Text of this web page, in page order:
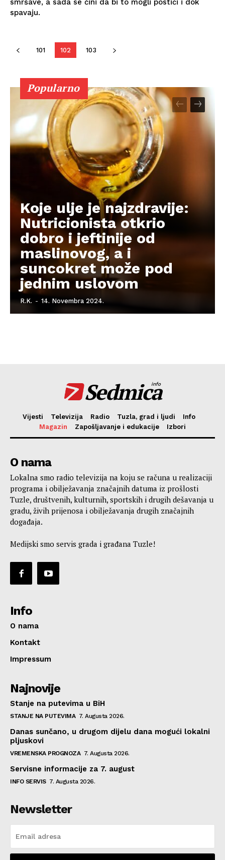
smršave, a sada se čini da bi to mogli postići i dok
spavaju.
101 102 103
Popularno
Koje ulje je najzdravije:
Nutricionista otkrio
dobro i jeftinije od
maslinovog, a i
suncokret može pod
jednim uslovom
R.K. - 14. Novembra 2024.
Sedmica
info
Vijesti Televizija Radio Tuzla, grad i ljudi
Info
Magazin
Zapošljavanje i edukacije Izbori
O nama
Lokalna smo radio televizija na koju se računa u realizaciji
programa i obilježavanja značajnih datuma iz prošlosti
Tuzle, društvenih, kulturnih, sportskih i drugih dešavanja u
gradu, živih prijenosa i obilježavanja drugih značajnih
događaja.
Medijski smo servis grada i građana Tuzle!
Info
O nama
Kontakt
Impressum
Najnovije
Stanje na putevima u BiH
STANJE NA PUTEVIMA 7. Augusta 2026.
Danas sunčano, u drugom dijelu dana mogući lokalni
pljuskovi
VREMENSKA PROGNOZA 7. Augusta 2026.
Servisne informacije za 7. august
INFO SERVIS 7. Augusta 2026.
Newsletter